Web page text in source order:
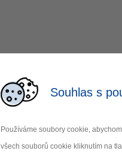
Souhlas s
Používáme soubory cookie,
všech souborů cookie kliknutím na